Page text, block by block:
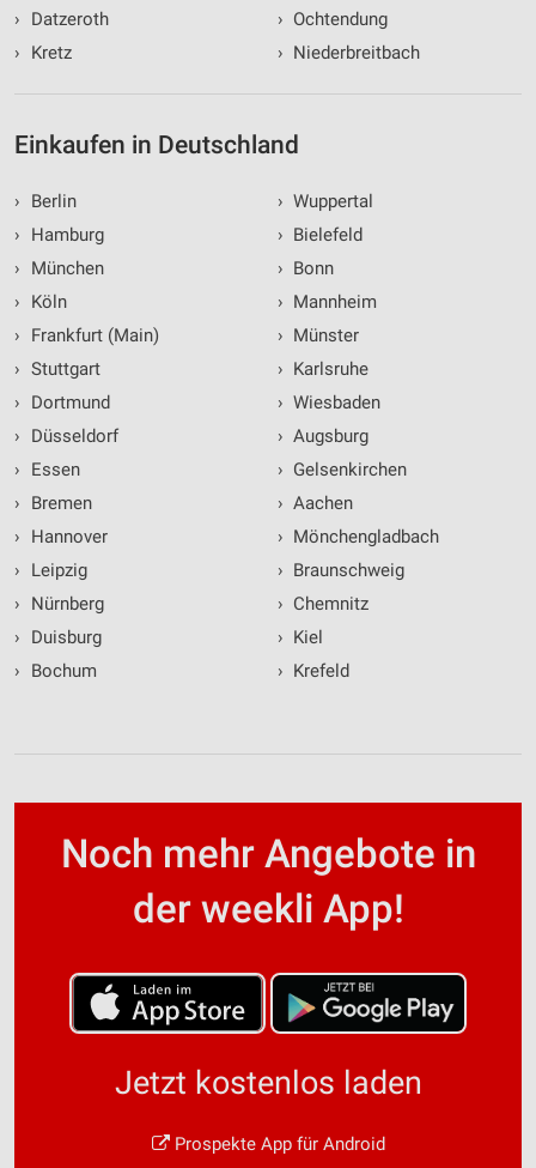
›
Datzeroth
›
Kretz
› Ochtendung
› Niederbreitbach
Einkaufen in Deutschland
›
Berlin
›
Hamburg
›
München
›
Köln
›
Frankfurt (Main)
› Stuttgart
›
Dortmund
›
Düsseldorf
›
Essen
›
Bremen
›
Hannover
›
Leipzig
›
Nürnberg
›
Duisburg
›
Bochum
› Wuppertal
› Bielefeld
› Bonn
› Mannheim
› Münster
› Karlsruhe
› Wiesbaden
› Augsburg
› Gelsenkirchen
› Aachen
› Mönchengladbach
› Braunschweig
› Chemnitz
› Kiel
› Krefeld
Noch mehr Angebote in
der weekli App!
Jetzt kostenlos laden
Prospekte App für Android